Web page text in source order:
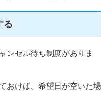
る
ンセル待ち制度がありま
おけば、希望日が空いた場